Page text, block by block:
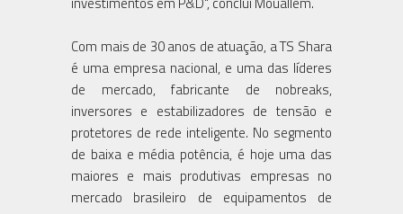
Com mais de 30 anos de atuação, a TS Shara
é uma empresa nacional, e uma das líderes
de mercado, fabricante de nobreaks,
inversores e estabilizadores de tensão e
protetores de rede inteligente. No segmento
de baixa e média potência, é hoje uma das
maiores e mais produtivas empresas no
mercado brasileiro de equipamentos de